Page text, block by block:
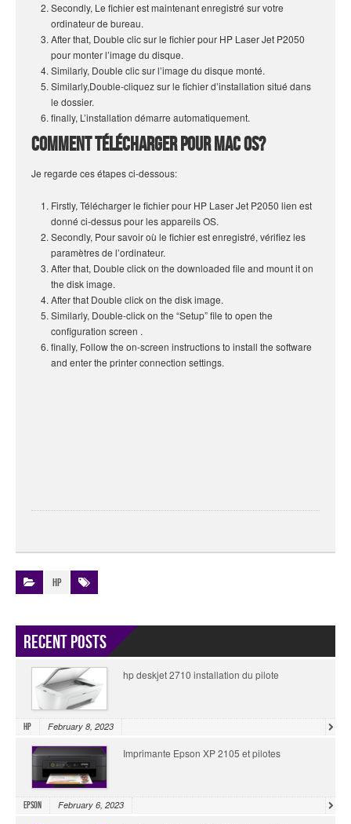
Secondly, Le fichier est maintenant enregistré sur votre
ordinateur de bureau.
After that, Double clic sur le fichier pour HP Laser Jet P2050
pour monter l’image du disque.
Similarly, Double clic sur l’image du disque monté.
Similarly,Double-cliquez sur le fichier d’installation situé dans
le dossier.
finally, L’installation démarre automatiquement.
Comment télécharger pour Mac OS?
Je regarde ces étapes ci-dessous:
Firstly, Télécharger le fichier pour HP Laser Jet P2050 lien est
donné ci-dessus pour les appareils OS.
Secondly, Pour savoir où le fichier est enregistré, vérifiez les
paramètres de l’ordinateur.
After that, Double click on the downloaded file and mount it on
the disk image.
After that Double click on the disk image.
Similarly, Double-click on the “Setup” file to open the
configuration screen .
finally, Follow the on-screen instructions to install the software
and enter the printer connection settings.
HP
Recent Posts
hp deskjet 2710 installation du pilote
HP February 8, 2023
Imprimante Epson XP 2105 et pilotes
Epson February 6, 2023